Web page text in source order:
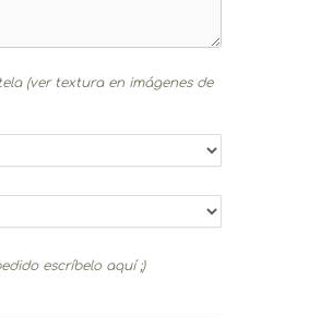
(ver textura en imágenes de
escríbelo aquí ;)